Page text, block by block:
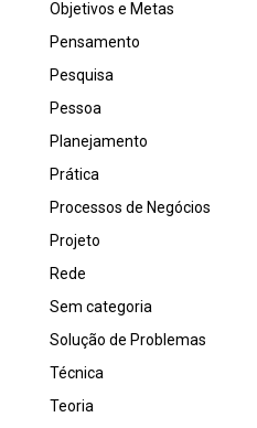
Objetivos e Metas
Pensamento
Pesquisa
Pessoa
Planejamento
Prática
Processos de Negócios
Projeto
Rede
Sem categoria
Solução de Problemas
Técnica
Teoria